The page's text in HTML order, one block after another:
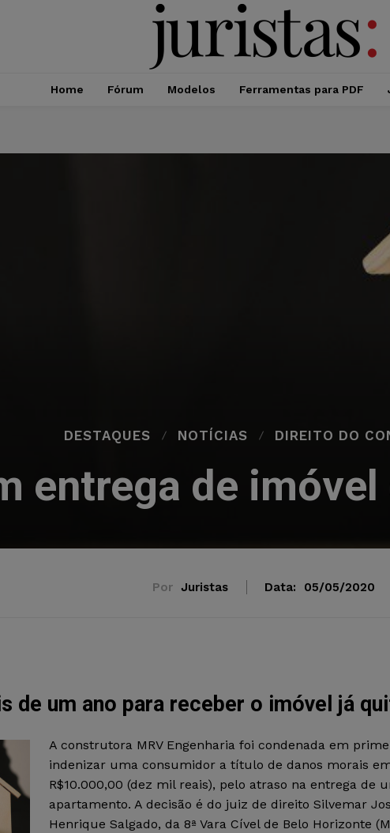
Home Fórum Modelos Ferramentas para PDF
DESTAQUES NOTÍCIAS DIREITO DO
entrega de
Por Juristas Data: 05/05/2020
de um ano para receber o imóvel já
A construtora MRV Engenharia foi condenada em
indenizar uma consumidor a título de danos morais
R$10.000,00 (dez mil reais), pelo atraso na entrega de
apartamento. A decisão é do juiz de direito Silvemar
Henrique Salgado, da 8ª Vara Cível de Belo Horizonte